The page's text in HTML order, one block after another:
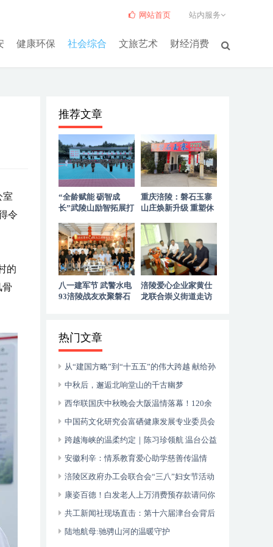
健康环保 社会综合 文旅艺术 财经消费
网站首页 站内服务
室
令
的
骨
推荐文章
“全龄赋能 砺智成
长”武陵山励智拓展打
重庆涪陵：磐石玉寨
山庄焕新升级 重塑休
八一建军节 武警水电
93涪陵战友欢聚磐石
涪陵爱心企业家黄仕
龙联合崇义街道走访
热门文章
从“建国方略”到“十五五”的伟大跨越 献给孙
中山诞辰160周年暨郑丽文访陆
中秋后，邂逅北响堂山的千古幽梦
西华联国庆中秋晚会大阪温情落幕！120余
侨胞共庆双节，安徽商会关西分会入会壮大团
体力量
中国药文化研究会富硒健康发展专业委员会
成立大会在山东枣庄成功举行
跨越海峡的温柔约定｜陈习珍领航 温台公益
音乐会暖透“星”世界
安徽利辛：情系教育爱心助学慈善传温情
涪陵区政府办工会联合会“三八”妇女节活动
在涪州书院举行
康姿百德！白发老人上万消费预存款请问你
何时归还？
共工新闻社现场直击：第十六届津台会背后
的两岸融合密码
陆地航母:驰骋山河的温暖守护